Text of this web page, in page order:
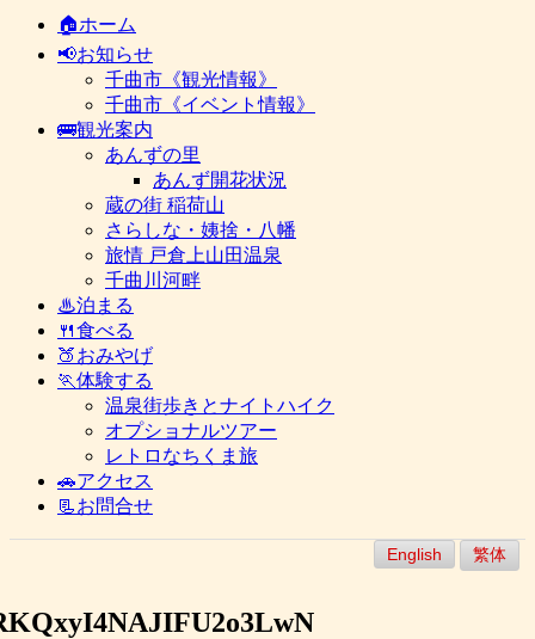
🏠ホーム
📢お知らせ
千曲市《観光情報》
千曲市《イベント情報》
🚌観光案内
あんずの里
あんず開花状況
蔵の街 稲荷山
さらしな・姨捨・八幡
旅情 戸倉上山田温泉
千曲川河畔
♨泊まる
🍴食べる
🍑おみやげ
🏃体験する
温泉街歩きとナイトハイク
オプショナルツアー
レトロなちくま旅
🚗アクセス
📃お問合せ
English 繁体